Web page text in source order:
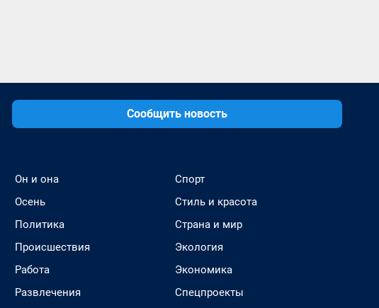
Сообщить новость
Он и она
Осень
Политика
Происшествия
Работа
Развлечения
Спорт
Стиль и красота
Страна и мир
Экология
Экономика
Спецпроекты